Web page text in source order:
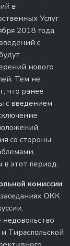
в
Услуг
2018 года,
с
нового
Тем не
что ранее
с введением
со стороны
этот период.
комиссии
ОКК
Тираспольской